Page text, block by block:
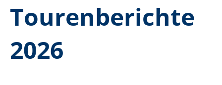
Tourenberichte
2026